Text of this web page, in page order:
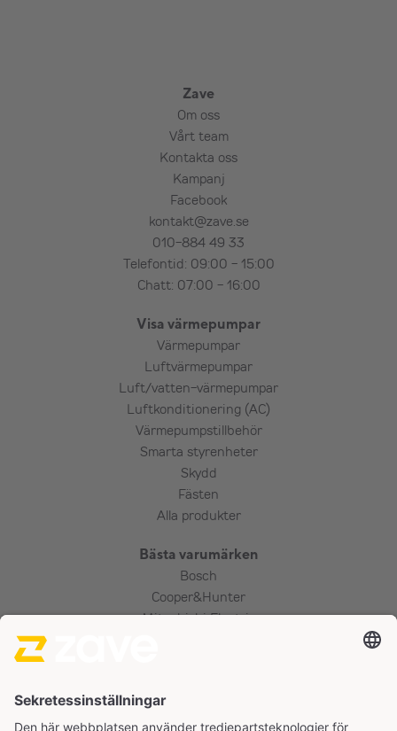
Zave
Om oss
Vårt team
Kontakta oss
Kampanj
Facebook
kontakt@zave.se
010-884 49 33
Telefontid: 09:00 - 15:00
Chatt: 07:00 - 16:00
Visa värmepumpar
Värmepumpar
Luftvärmepumpar
Luft/vatten-värmepumpar
Luftkonditionering (AC)
Värmepumpstillbehör
Smarta styrenheter
Skydd
Fästen
Alla produkter
Bästa varumärken
Bosch
Cooper&Hunter
Mitsubishi Electric
Installation
Värmepumpguide